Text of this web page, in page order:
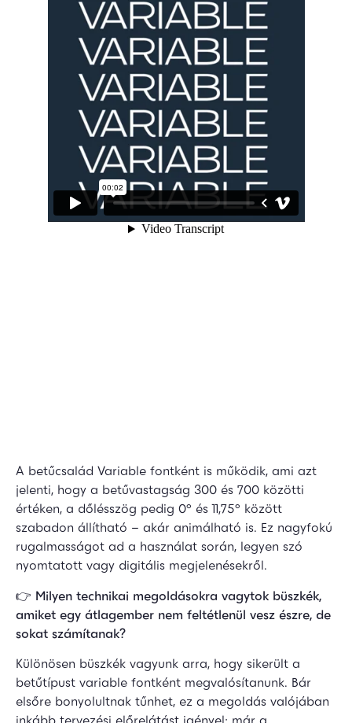
A betűcsalád Variable fontként is működik, ami azt
jelenti, hogy a betűvastagság 300 és 700 közötti
értéken, a dőlésszög pedig 0° és 11,75° között
szabadon állítható – akár animálható is. Ez nagyfokú
rugalmasságot ad a használat során, legyen szó
nyomtatott vagy digitális megjelenésekről.
👉 Milyen technikai megoldásokra vagytok büszkék,
amiket egy átlagember nem feltétlenül vesz észre, de
sokat számítanak?
Különösen büszkék vagyunk arra, hogy sikerült a
betűtípust variable fontként megvalósítanunk. Bár
elsőre bonyolultnak tűnhet, ez a megoldás valójában